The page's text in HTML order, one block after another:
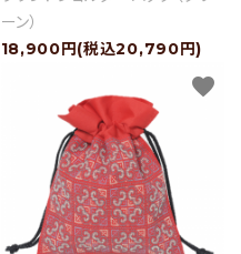
ーン）
18,900円(税込20,790円)
favorite